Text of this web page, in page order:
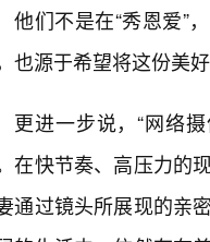
他们不是在“秀恩爱”
也源于希望将这份美
更进一步说，“网络
在快节奏、高压力的
通过镜头所展现的亲